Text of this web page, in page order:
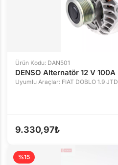
Ürün Kodu: DAN501
DENSO Alternatör 12 V 100A
Uyumlu Araçlar: FIAT DOBLO 1.9 JTD
9.330,97₺
%15